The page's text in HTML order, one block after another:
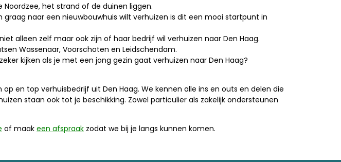
Noordzee, het strand of de duinen liggen.
graag naar een nieuwbouwhuis wilt verhuizen is dit een mooi startpunt in
alleen zelf maar ook zijn of haar bedrijf wil verhuizen naar Den Haag.
Wassenaar, Voorschoten en Leidschendam.
kijken als je met een jong gezin gaat verhuizen naar Den Haag?
en top verhuisbedrijf uit Den Haag. We kennen alle ins en outs en delen die
staan ook tot je beschikking. Zowel particulier als zakelijk ondersteunen
of maak een afspraak zodat we bij je langs kunnen komen.